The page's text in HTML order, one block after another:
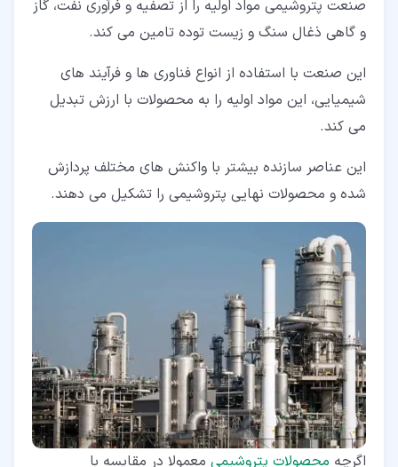
صنعت پتروشیمی مواد اولیه را از تصفیه و فرآوری نفت، گاز
و گاهی ذغال سنگ و زیست توده تامین می کند.
این صنعت با استفاده از انواع فناوری ها و فرآیند های
شیمیایی، این مواد اولیه را به محصولات با ارزش تبدیل
می کند.
این عناصر سازنده بیشتر با واکنش های مختلف پردازش
شده و محصولات نهایی پتروشیمی را تشکیل می دهند.
اگرچه محصولات پتروشیمی معمولا در مقایسه با